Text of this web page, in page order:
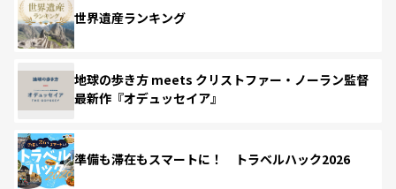
世界遺産ランキング
地球の歩き方 meets クリストファー・ノーラン監督
最新作『オデュッセイア』
準備も滞在もスマートに！ トラベルハック2026